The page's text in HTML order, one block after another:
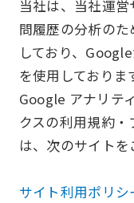
当社は、当社運
問履歴の分析の
しており、
を使用しておりま
Google アナリテ
クスの利用規約
は、次のサイトを
サイト利用ポリシ